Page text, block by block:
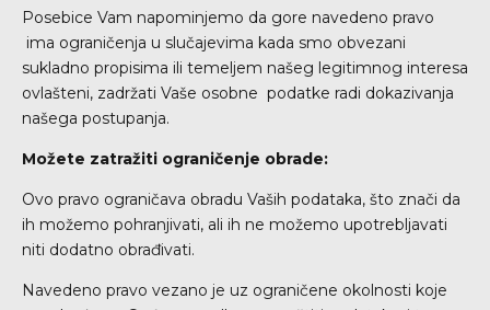
Posebice Vam napominjemo da gore navedeno pravo
ima ograničenja u slučajevima kada smo obvezani
sukladno propisima ili temeljem našeg legitimnog interesa
ovlašteni, zadržati Vaše osobne podatke radi dokazivanja
našega postupanja.
Možete zatražiti ograničenje obrade:
Ovo pravo ograničava obradu Vaših podataka, što znači da
ih možemo pohranjivati, ali ih ne možemo upotrebljavati
niti dodatno obrađivati.
Navedeno pravo vezano je uz ograničene okolnosti koje